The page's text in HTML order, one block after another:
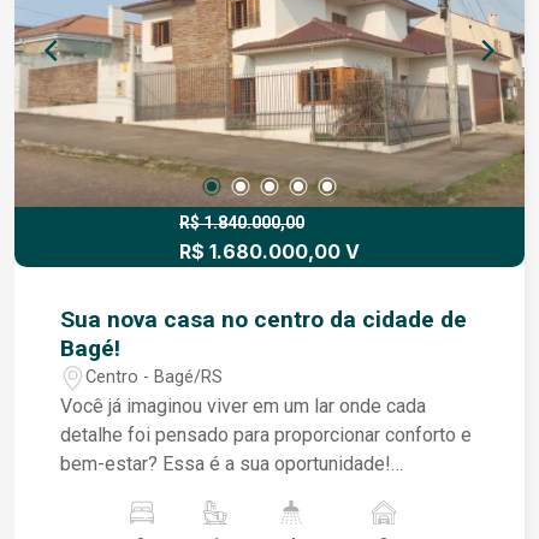
R$ 1.840.000,00
R$ 1.680.000,00 V
Sua nova casa no centro da cidade de
Bagé!
Centro - Bagé/RS
Você já imaginou viver em um lar onde cada
detalhe foi pensado para proporcionar conforto e
bem-estar? Essa é a sua oportunidade!
melhores áreas de Bagé, perto da Santa Casa de